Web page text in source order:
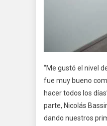
“Me gustó el nivel
fue muy bueno
hacer todos los
parte, Nicolás
dando nuestros